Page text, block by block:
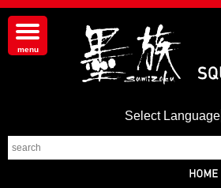
Select Language